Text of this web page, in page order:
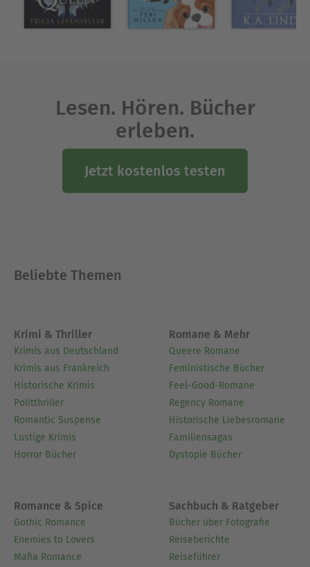
Lesen. Hören. Bücher
erleben.
Jetzt kostenlos testen
Beliebte Themen
Krimi & Thriller
Krimis aus Deutschland
Krimis aus Frankreich
Historische Krimis
Politthriller
Romantic Suspense
Lustige Krimis
Horror Bücher
Romane & Mehr
Queere Romane
Feministische Bücher
Feel-Good-Romane
Regency Romane
Historische Liebesromane
Familiensagas
Dystopie Bücher
Romance & Spice
Gothic Romance
Enemies to Lovers
Mafia Romance
Sachbuch & Ratgeber
Bücher über Fotografie
Reiseberichte
Reiseführer